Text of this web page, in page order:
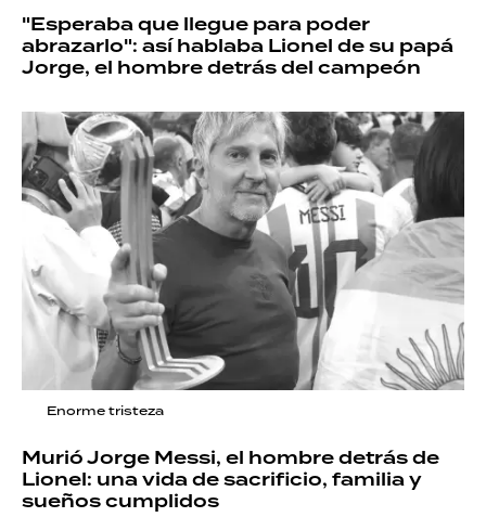
"Esperaba que llegue para poder
abrazarlo": así hablaba Lionel de su papá
Jorge, el hombre detrás del campeón
Enorme tristeza
Murió Jorge Messi, el hombre detrás de
Lionel: una vida de sacrificio, familia y
sueños cumplidos